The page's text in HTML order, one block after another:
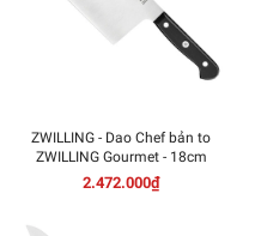
ZWILLING - Dao Chef bản to
ZWILLING Gourmet - 18cm
2.472.000₫